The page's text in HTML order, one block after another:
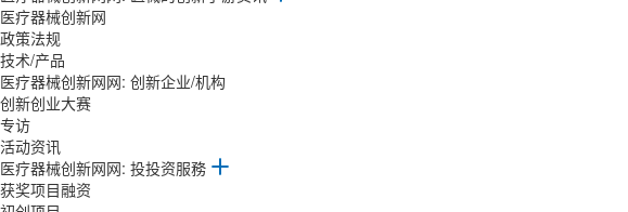
医疗器械创新网
政策法规
技术/产品
医疗器械创新网网: 创新企业/机构
创新创业大赛
专访
活动资讯
医疗器械创新网网: 投投资服務
获奖项目融资